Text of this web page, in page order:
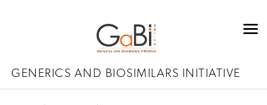
GENERICS AND BIOSIMILARS INITIATIVE